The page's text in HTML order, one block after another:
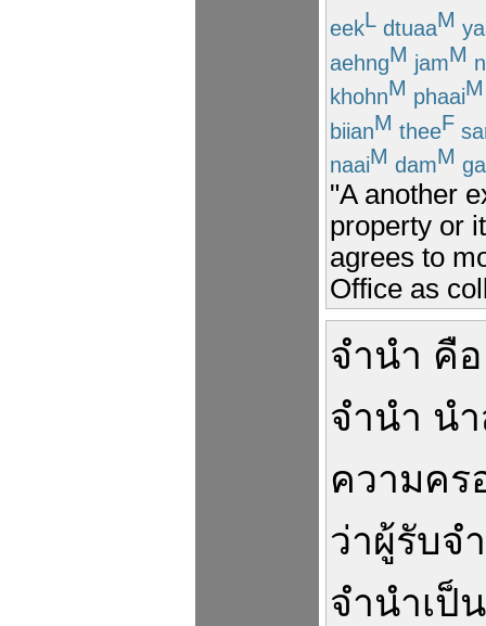
eekL dtuaaM
aehngM jamM
khohnM phaaiM
biianM theeF
naaiM damM
"A another
property or
agrees to
Office as
จำนำ คือ
จำนำ นำ
ความคร
ว่าผู้รับจ
จำนำเป็